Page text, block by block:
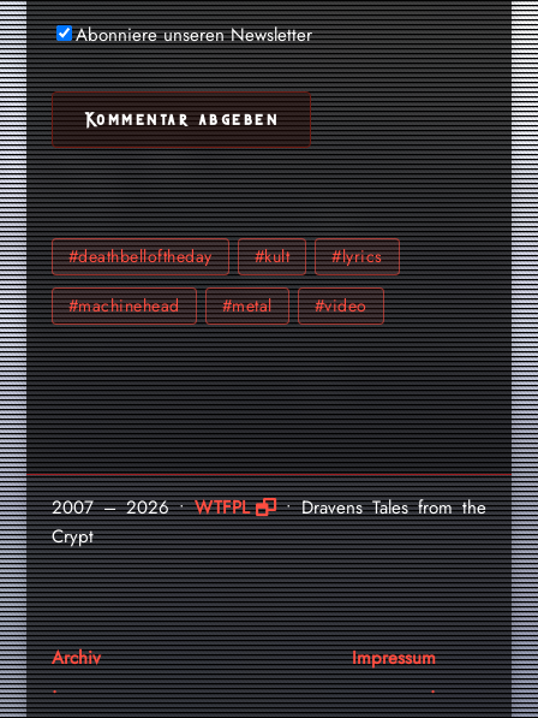
Abonniere unseren Newsletter
#deathbelloftheday #kult #lyrics
#machinehead #metal #video
2007 – 2026 •WTFPL
• Dravens Tales from the
Crypt
Archiv
Impressum
.
.